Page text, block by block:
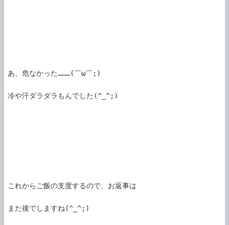
あ、危なかった………(￣ω￣;)
冷や汗ダラダラもんでした(^_^;)
これからご飯の支度するので、お返事は
また後でしますね(^_^;)